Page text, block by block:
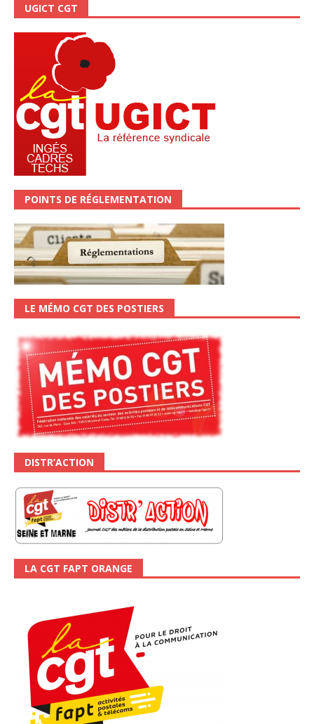
UGICT CGT
POINTS DE RÉGLEMENTATION
LE MÉMO CGT DES POSTIERS
DISTR’ACTION
LA CGT FAPT ORANGE